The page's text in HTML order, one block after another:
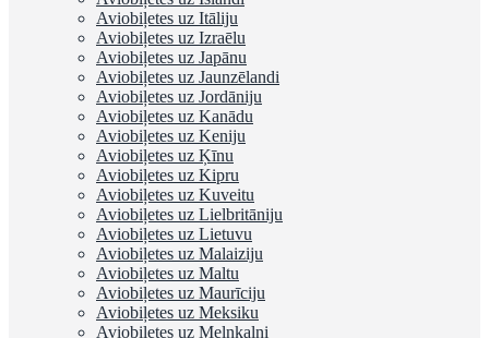
Aviobiļetes uz Itāliju
Aviobiļetes uz Izraēlu
Aviobiļetes uz Japānu
Aviobiļetes uz Jaunzēlandi
Aviobiļetes uz Jordāniju
Aviobiļetes uz Kanādu
Aviobiļetes uz Keniju
Aviobiļetes uz Ķīnu
Aviobiļetes uz Kipru
Aviobiļetes uz Kuveitu
Aviobiļetes uz Lielbritāniju
Aviobiļetes uz Lietuvu
Aviobiļetes uz Malaiziju
Aviobiļetes uz Maltu
Aviobiļetes uz Maurīciju
Aviobiļetes uz Meksiku
Aviobiļetes uz Melnkalni